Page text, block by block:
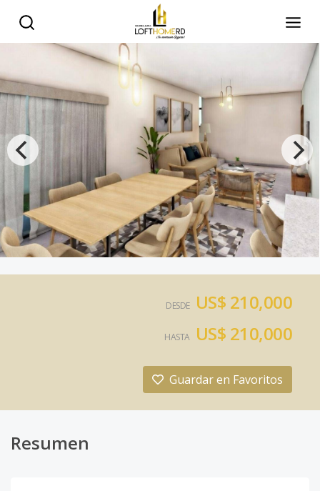
DESDE US$ 210,000
HASTA US$ 210,000
Guardar en Favoritos
Resumen